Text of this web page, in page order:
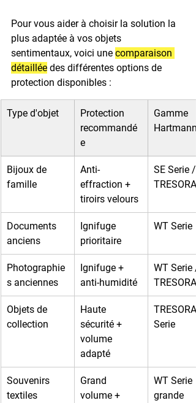
Pour vous aider à choisir la solution la
plus adaptée à vos objets
sentimentaux, voici une comparaison
détaillée des différentes options de
protection disponibles :
Type d'objet
Protection
recommandé
e
Gamme
Hartmann
Bijoux de
famille
Anti-
effraction +
tiroirs velours
SE Serie /
TRESORA
Documents
anciens
Ignifuge
prioritaire
WT Serie
Photographie
s anciennes
Ignifuge +
anti-humidité
WT Serie /
TRESORA
Objets de
collection
Haute
sécurité +
volume
adapté
TRESORA
Serie
Souvenirs
textiles
Grand
volume +
WT Serie
grande